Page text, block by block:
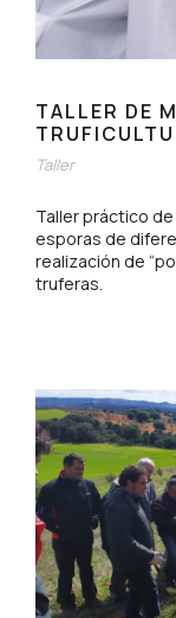
TALLER DE
Taller
Taller práctico
esporas de
realización de
truferas.